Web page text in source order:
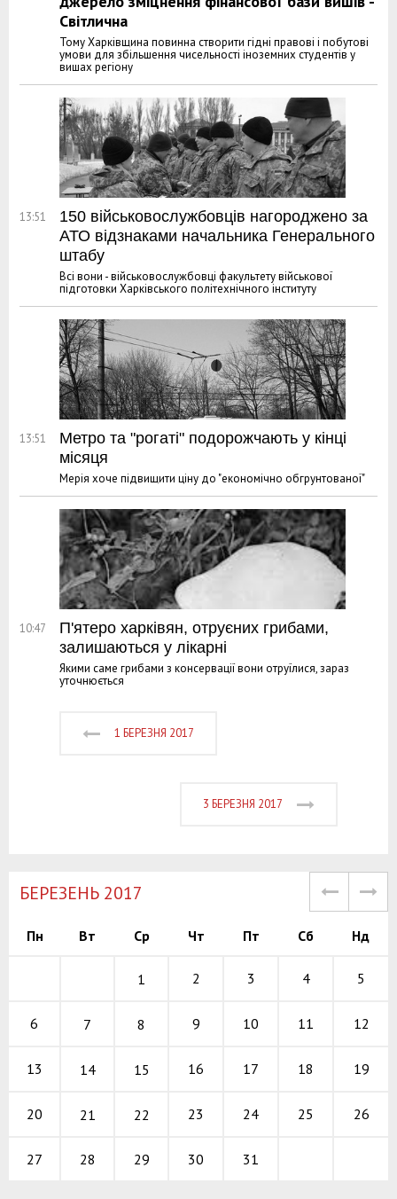
Світлична
Тому Харківщина повинна створити гідні правові і побутові
умови для збільшення чисельності іноземних студентів у
вишах регіону
13:51
150 військовослужбовців нагороджено за
АТО відзнаками начальника Генерального
штабу
Всі вони - військовослужбовці факультету військової
підготовки Харківського політехнічного інституту
13:51
Метро та "рогаті" подорожчають у кінці
місяця
Мерія хоче підвищити ціну до "економічно обгрунтованої"
10:47
П'ятеро харківян, отруєних грибами,
залишаються у лікарні
Якими саме грибами з консервації вони отруїлися, зараз
уточнюється
1 БЕРЕЗНЯ 2017
3 БЕРЕЗНЯ 2017
БЕРЕЗЕНЬ 2017
Пн Вт Ср Чт Пт Сб Нд
1 2 3 4 5
6 7 8 9 10 11 12
13 14 15 16 17 18 19
20 21 22 23 24 25 26
27 28 29 30 31